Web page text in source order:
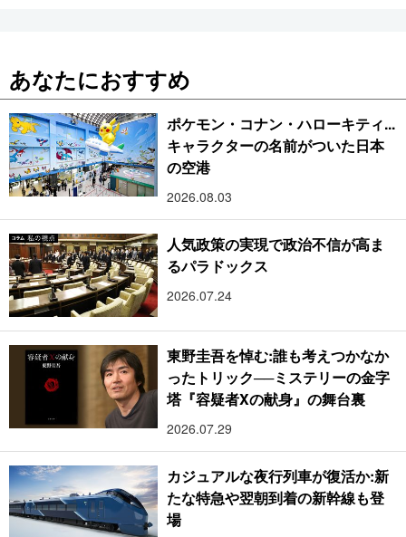
あなたにおすすめ
ポケモン・コナン・ハローキティ...
キャラクターの名前がついた日本
の空港
2026.08.03
人気政策の実現で政治不信が高ま
るパラドックス
2026.07.24
東野圭吾を悼む:誰も考えつかなか
ったトリック──ミステリーの金字
塔『容疑者Xの献身』の舞台裏
2026.07.29
カジュアルな夜行列車が復活か:新
たな特急や翌朝到着の新幹線も登
場